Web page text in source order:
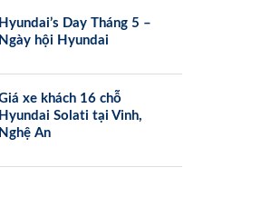
Hyundai’s Day Tháng 5 –
Ngày hội Hyundai
xe khách 16 chỗ
Hyundai Solati tại Vinh,
Nghệ An